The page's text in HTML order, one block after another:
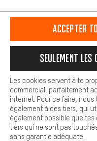
RÉSILIER LE CONTRAT
Programme d'affiliation
Conditions
Reprise des batteries
Tous les prix
frais de portpour
est plus confortable.
Nous pouvons ainsi
informations utiles.
facilement les bons
facilement aux
Cookies de base
Les cookies de base
fonctions de notre site
Accepter
Seulement les
Les cookies servent à te
commercial, parfaitement
internet. Pour ce faire,
également à des tiers, qui
également possible que
tiers qui ne sont pas
sans garantie adéquate.